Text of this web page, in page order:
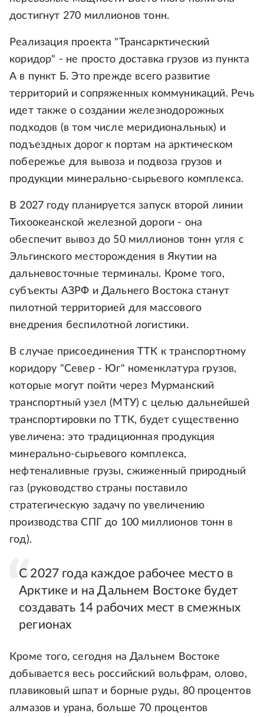
достигнут 270 миллионов тонн.
Реализация проекта "Трансарктический
коридор" - не просто доставка грузов из пункта
А в пункт Б. Это прежде всего развитие
территорий и сопряженных коммуникаций. Речь
идет также о создании железнодорожных
подходов (в том числе меридиональных) и
подъездных дорог к портам на арктическом
побережье для вывоза и подвоза грузов и
продукции минерально-сырьевого комплекса.
В 2027 году планируется запуск второй линии
Тихоокеанской железной дороги - она
обеспечит вывоз до 50 миллионов тонн угля с
Эльгинского месторождения в Якутии на
дальневосточные терминалы. Кроме того,
субъекты АЗРФ и Дальнего Востока станут
пилотной территорией для массового
внедрения беспилотной логистики.
В случае присоединения ТТК к транспортному
коридору "Север - Юг" номенклатура грузов,
которые могут пойти через Мурманский
транспортный узел (МТУ) с целью дальнейшей
транспортировки по ТТК, будет существенно
увеличена: это традиционная продукция
минерально-сырьевого комплекса,
нефтеналивные грузы, сжиженный природный
газ (руководство страны поставило
стратегическую задачу по увеличению
производства СПГ до 100 миллионов тонн в
год).
С 2027 года каждое рабочее место в
Арктике и на Дальнем Востоке будет
создавать 14 рабочих мест в смежных
регионах
Кроме того, сегодня на Дальнем Востоке
добывается весь российский вольфрам, олово,
плавиковый шпат и борные руды, 80 процентов
алмазов и урана, больше 70 процентов